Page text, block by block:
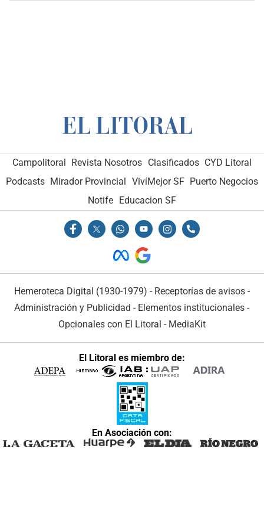
Campolitoral Revista Nosotros Clasificados CYD Litoral
Podcasts Mirador Provincial VivíMejor SF Puerto Negocios
Notife Educacion SF
Hemeroteca Digital (1930-1979) - Receptorías de avisos -
Administración y Publicidad - Elementos institucionales -
Opcionales con El Litoral - MediaKit
El Litoral es miembro de:
En Asociación con: